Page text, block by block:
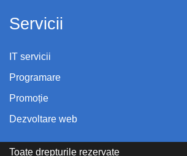
Servicii
IT servicii
Programare
Promoție
Dezvoltare web
Toate drepturile rezervate